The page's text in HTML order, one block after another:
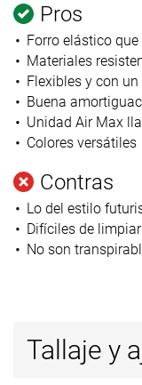
Pros
Forro elástico
Materiales
Flexibles y con
Buena
Unidad Air Max
Colores versátiles
Contras
Lo del estilo
Difíciles de limpiar
No son
Tallaje y